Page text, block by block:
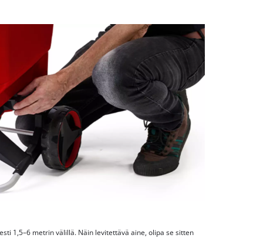
1,5–6 metrin välillä. Näin levitettävä aine, olipa se sitten